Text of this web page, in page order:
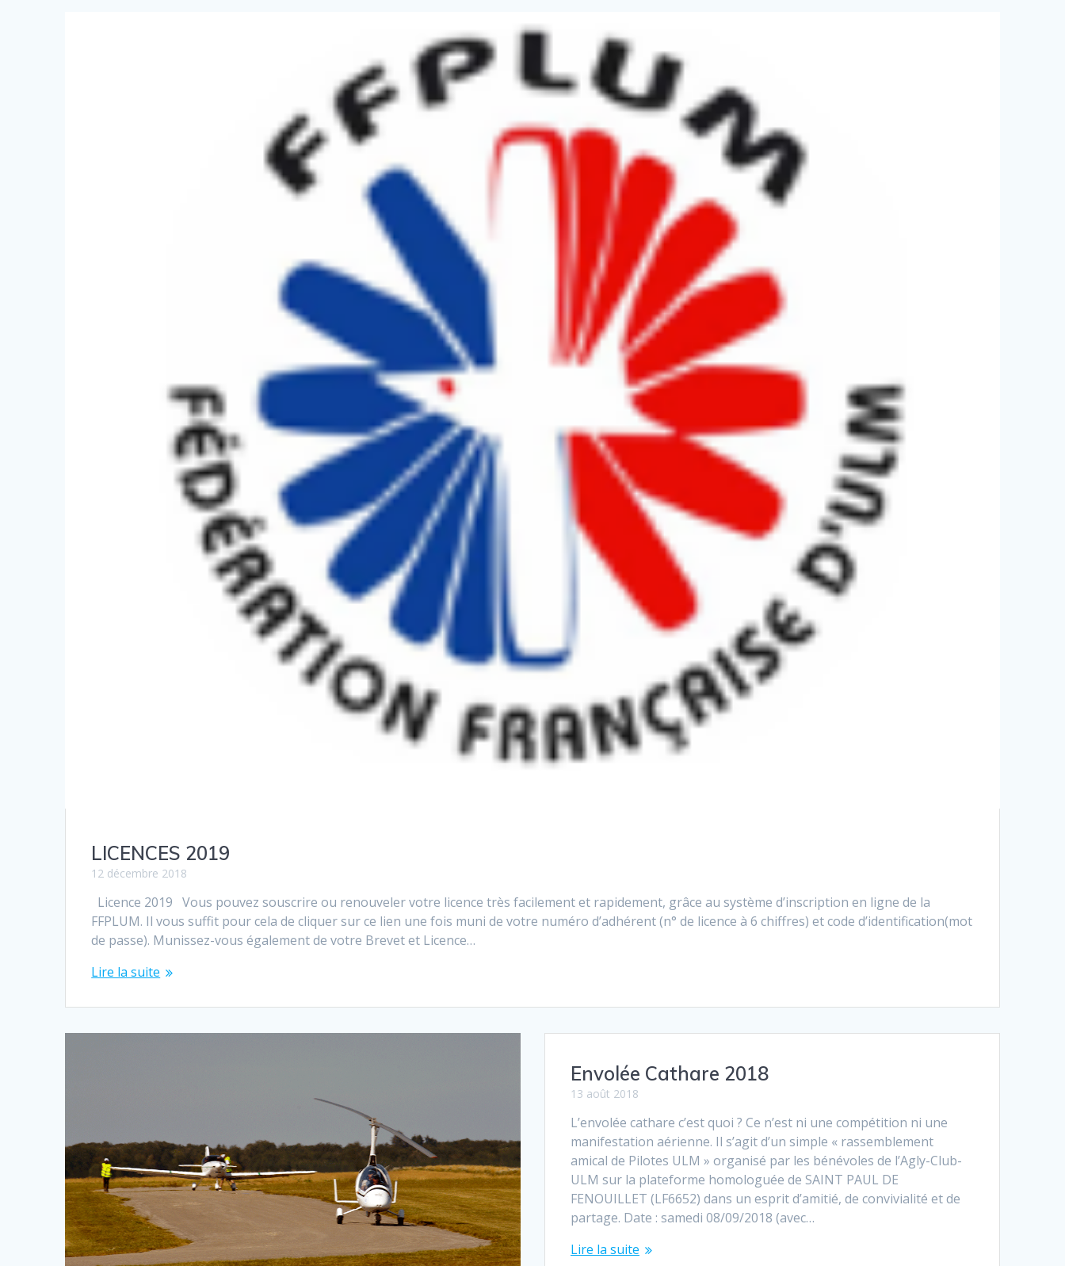
LICENCES 2019
12 décembre 2018
Licence 2019 Vous pouvez souscrire ou renouveler votre licence très facilement et rapidement, grâce au système d’inscription en ligne de la
FFPLUM. Il vous suffit pour cela de cliquer sur ce lien une fois muni de votre numéro d’adhérent (n° de licence à 6 chiffres) et code d’identification(mot
de passe). Munissez-vous également de votre Brevet et Licence…
Lire la suite
Envolée Cathare 2018
13 août 2018
L’envolée cathare c’est quoi ? Ce n’est ni une compétition ni une
manifestation aérienne. Il s’agit d’un simple « rassemblement
amical de Pilotes ULM » organisé par les bénévoles de l’Agly-Club-
ULM sur la plateforme homologuée de SAINT PAUL DE
FENOUILLET (LF6652) dans un esprit d’amitié, de convivialité et de
partage. Date : samedi 08/09/2018 (avec…
Lire la suite